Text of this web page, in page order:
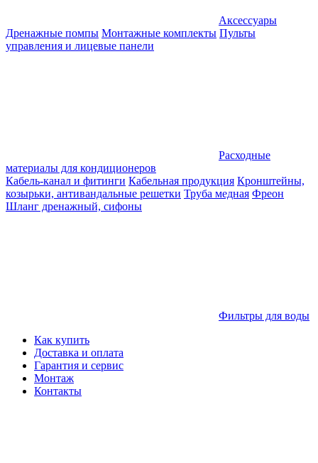
Аксессуары
Дренажные помпы Монтажные комплекты Пульты
управления и лицевые панели
Расходные
материалы для кондиционеров
Кабель-канал и фитинги Кабельная продукция Кронштейны,
козырьки, антивандальные решетки Труба медная Фреон
Шланг дренажный, сифоны
Фильтры для воды
Как купить
Доставка и оплата
Гарантия и сервис
Монтаж
Контакты